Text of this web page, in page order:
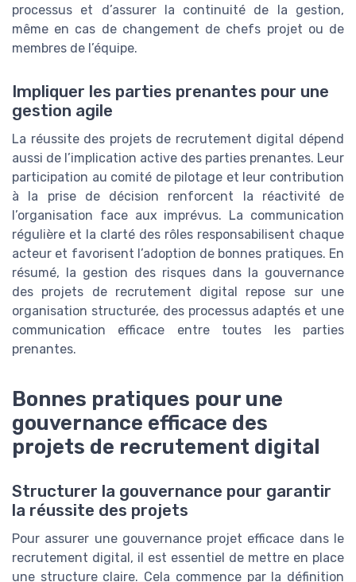
processus et d’assurer la continuité de la gestion,
même en cas de changement de chefs projet ou de
membres de l’équipe.
Impliquer les parties prenantes pour une
gestion agile
La réussite des projets de recrutement digital dépend
aussi de l’implication active des parties prenantes. Leur
participation au comité de pilotage et leur contribution
à la prise de décision renforcent la réactivité de
l’organisation face aux imprévus. La communication
régulière et la clarté des rôles responsabilisent chaque
acteur et favorisent l’adoption de bonnes pratiques. En
résumé, la gestion des risques dans la gouvernance
des projets de recrutement digital repose sur une
organisation structurée, des processus adaptés et une
communication efficace entre toutes les parties
prenantes.
Bonnes pratiques pour une
gouvernance efficace des
projets de recrutement digital
Structurer la gouvernance pour garantir
la réussite des projets
Pour assurer une gouvernance projet efficace dans le
recrutement digital, il est essentiel de mettre en place
une structure claire. Cela commence par la définition